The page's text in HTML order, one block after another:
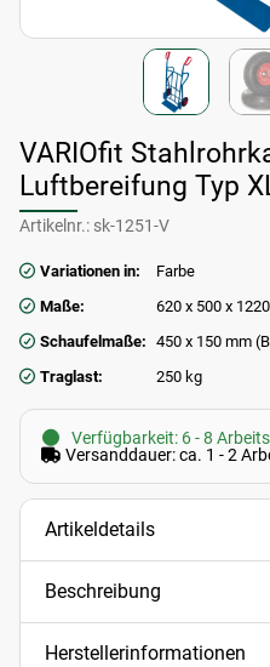
VARIOfit
Luftbereifung Typ
Artikelnr.: sk-1251-V
Variationen in:
Farbe
Maße:
620 x 500 x
Schaufelmaße: 450 x 150 mm
Traglast:
250 kg
Verfügbarkeit: 6 - 8
Versanddauer: ca. 1 - 2
Artikeldetails
Beschreibung
Herstellerinformationen